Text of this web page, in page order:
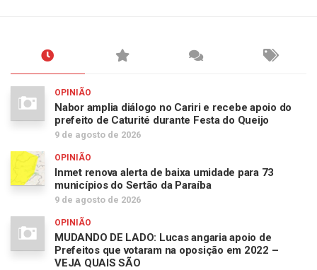
OPINIÃO
Nabor amplia diálogo no Cariri e recebe apoio do
prefeito de Caturité durante Festa do Queijo
9 de agosto de 2026
OPINIÃO
Inmet renova alerta de baixa umidade para 73
municípios do Sertão da Paraíba
9 de agosto de 2026
OPINIÃO
MUDANDO DE LADO: Lucas angaria apoio de
Prefeitos que votaram na oposição em 2022 –
VEJA QUAIS SÃO